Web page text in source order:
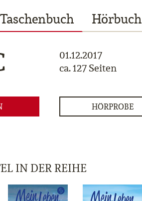
Taschenbuch Hörbuch
01.12.2017
ca. 127 Seiten
HÖRPROBE
IN DER REIHE